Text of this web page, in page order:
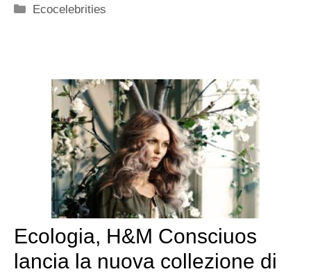
Categorie
Ecocelebrities
Ecologia, H&M Consciuos
lancia la nuova collezione di